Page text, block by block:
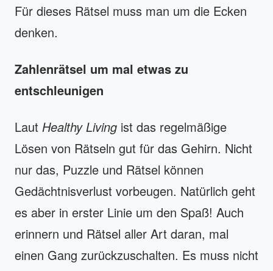
Für dieses Rätsel muss man um die Ecken
denken.
Zahlenrätsel um mal etwas zu
entschleunigen
Laut Healthy Living ist das regelmäßige
Lösen von Rätseln gut für das Gehirn. Nicht
nur das, Puzzle und Rätsel können
Gedächtnisverlust vorbeugen. Natürlich geht
es aber in erster Linie um den Spaß! Auch
erinnern und Rätsel aller Art daran, mal
einen Gang zurückzuschalten. Es muss nicht